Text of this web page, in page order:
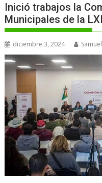
Inició trabajos la
Municipales de la
diciembre 3, 2024